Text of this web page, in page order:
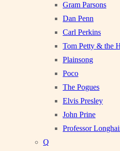
Gram Parsons
Dan Penn
Carl Perkins
Tom Petty & the
Plainsong
Poco
The Pogues
Elvis Presley
John Prine
Professor
Q